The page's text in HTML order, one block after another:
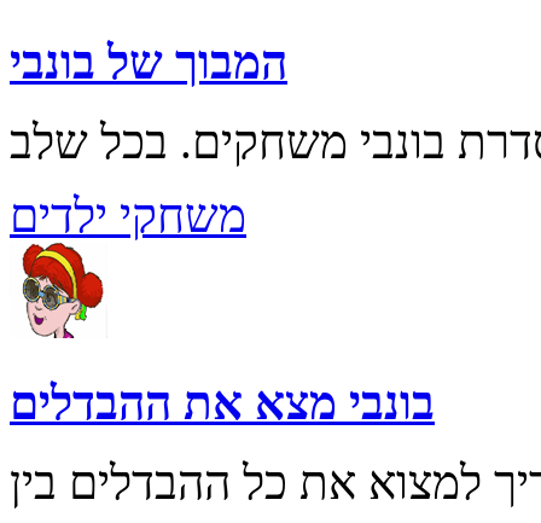
המבוך של בונבי
משחקי ילדים
בונבי מצא את ההבדלים